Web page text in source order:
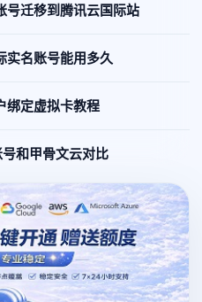
号迁移到腾讯云国际站
实名账号能用多久
绑定虚拟卡教程
和甲骨文云对比